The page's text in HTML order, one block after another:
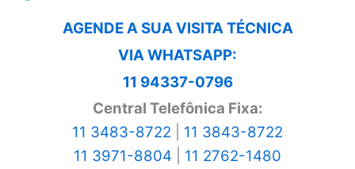
AGENDE A SUA VISITA TÉCNICA
VIA WHATSAPP:
11 94337-0796
Central Telefônica Fixa:
11 3483-8722
11 3843-8722
11 3971-8804
11 2762-1480